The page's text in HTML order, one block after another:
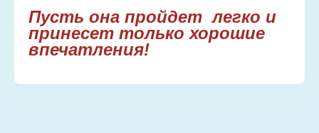
Пусть она пройдет легко и
принесет только хорошие
впечатления!